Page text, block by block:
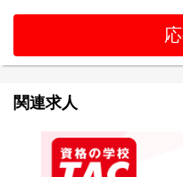
関連求人